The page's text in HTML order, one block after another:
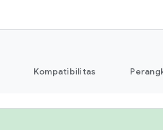
Kompatibilitas